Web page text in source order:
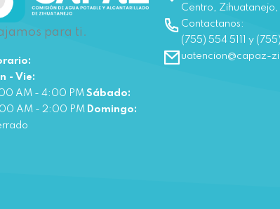
para ti.
- Vie:
AM - 4:00 PM Sábado:
AM - 2:00 PM Domingo:
Centro,
Contactanos:
(755) 554 5111 y
uatencion@capaz-